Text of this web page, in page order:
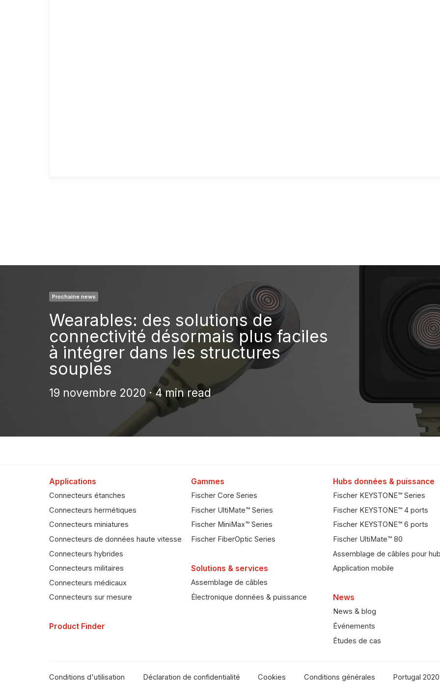
Prochaine news
Wearables: des solutions de
connectivité désormais plus faciles
à intégrer dans les structures
souples
19 novembre 2020 · 4 min read
Applications
Connecteurs étanches
Connecteurs hermétiques
Connecteurs miniatures
Connecteurs de données haute vitesse
Connecteurs hybrides
Connecteurs militaires
Connecteurs médicaux
Connecteurs sur mesure
Product Finder
Gammes
Fischer Core Series
Fischer UltiMate™ Series
Fischer MiniMax™ Series
Fischer FiberOptic Series
Solutions & services
Assemblage de câbles
Électronique données & puissance
Hubs données & puissance
Fischer KEYSTONE™ Series
Fischer KEYSTONE™ 4 ports
Fischer KEYSTONE™ 6 ports
Fischer UltiMate™ 80
Assemblage de câbles pour
Application mobile
News
News & blog
Événements
Études de cas
Conditions d'utilisation Déclaration de confidentialité Cookies Conditions générales Portugal 2020